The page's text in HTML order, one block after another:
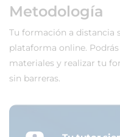
Metodología
Tu formación a distancia
plataforma online.
materiales y realizar tu
sin barreras.